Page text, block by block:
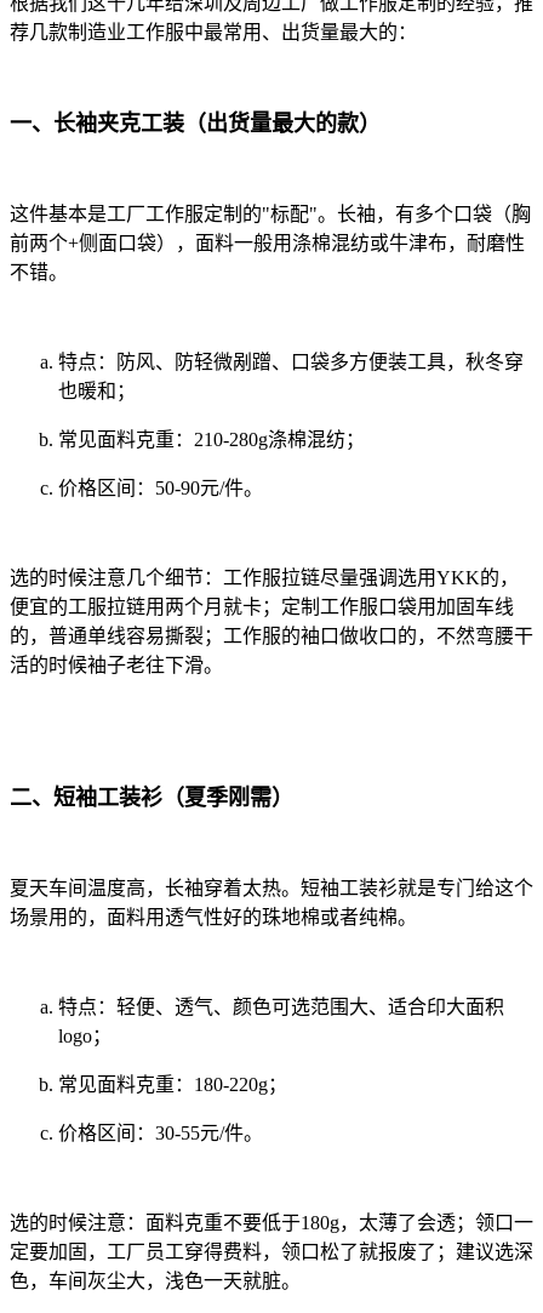
荐几款制造业工作服中最常用、出货量最大的：
一、长袖夹克工装（出货量最大的款）
这件基本是工厂工作服定制的"标配"。长袖，有多个口袋（胸
前两个+侧面口袋），面料一般用涤棉混纺或牛津布，耐磨性
不错。
特点：防风、防轻微剐蹭、口袋多方便装工具，秋冬穿
也暖和；
常见面料克重：210-280g涤棉混纺；
价格区间：50-90元/件。
选的时候注意几个细节：工作服拉链尽量强调选用YKK的，
便宜的工服拉链用两个月就卡；定制工作服 口袋用加固车线
的，普通单线容易撕裂；工作服的袖口做收口的，不然弯腰干
活的时候袖子老往下滑。
二、短袖工装衫（夏季刚需）
夏天车间温度高，长袖穿着太热。短袖工装衫就是专门给这个
场景用的，面料用透气性好的珠地棉或者纯棉。
特点：轻便、透气、颜色可选范围大、适合印大面积
logo；
常见面料克重：180-220g；
价格区间：30-55元/件。
选的时候注意：面料克重不要低于180g，太薄了会透； 领口一
定要加固，工厂员工穿得费料，领口松了就报废了； 建议选深
色，车间灰尘大，浅色一天就脏。